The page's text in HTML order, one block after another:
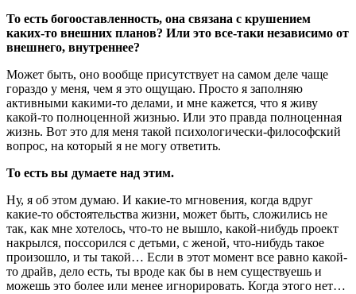
То есть богооставленность, она связана с крушением
каких-то внешних планов? Или это все-таки независимо от
внешнего, внутреннее?
Может быть, оно вообще присутствует на самом деле чаще
гораздо у меня, чем я это ощущаю. Просто я заполняю
активными какими-то делами, и мне кажется, что я живу
какой-то полноценной жизнью. Или это правда полноценная
жизнь. Вот это для меня такой психологически-философский
вопрос, на который я не могу ответить.
То есть вы думаете над этим.
Ну, я об этом думаю. И какие-то мгновения, когда вдруг
какие-то обстоятельства жизни, может быть, сложились не
так, как мне хотелось, что-то не вышло, какой-нибудь проект
накрылся, поссорился с детьми, с женой, что-нибудь такое
произошло, и ты такой… Если в этот момент все равно какой-
то драйв, дело есть, ты вроде как бы в нем существуешь и
можешь это более или менее игнорировать. Когда этого нет…